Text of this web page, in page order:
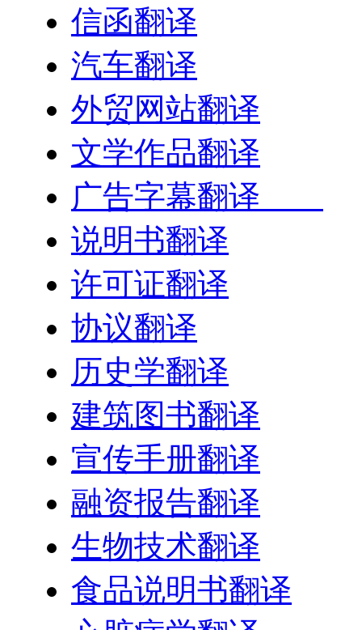
信函翻译
汽车翻译
外贸网站翻译
文学作品翻译
广告字幕翻译
说明书翻译
许可证翻译
协议翻译
历史学翻译
建筑图书翻译
宣传手册翻译
融资报告翻译
生物技术翻译
食品说明书翻译